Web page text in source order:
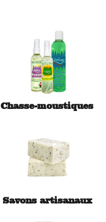
Chasse-moustiques
Savons artisanaux